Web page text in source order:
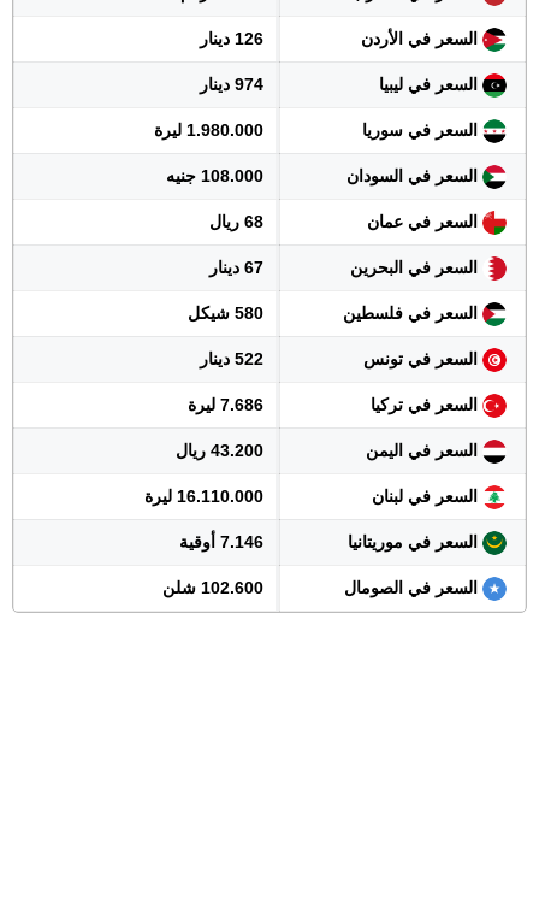
السعر في الأردن 126 دينار
السعر في ليبيا 974 دينار
السعر في سوريا 1.980.000 ليرة
السعر في السودان 108.000 جنيه
السعر في عمان 68 ريال
السعر في البحرين 67 دينار
السعر في فلسطين 580 شيكل
السعر في تونس 522 دينار
السعر في تركيا 7.686 ليرة
السعر في اليمن 43.200 ريال
السعر في لبنان 16.110.000 ليرة
السعر في موريتانيا 7.146 أوقية
السعر في الصومال 102.600 شلن